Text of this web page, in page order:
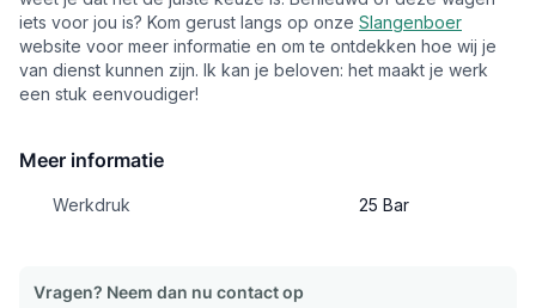
iets voor jou is? Kom gerust langs op onze Slangenboer
website voor meer informatie en om te ontdekken hoe wij je
van dienst kunnen zijn. Ik kan je beloven: het maakt je werk
een stuk eenvoudiger!
Meer informatie
Werkdruk 25 Bar
Vragen? Neem dan nu contact op